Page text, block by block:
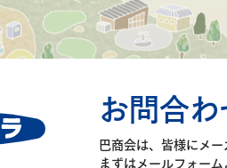
お問合わ
巴商会は、皆様に メ
まずはメールフォーム